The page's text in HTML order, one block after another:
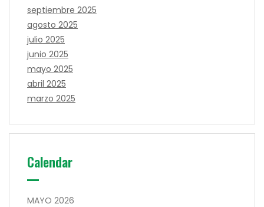
septiembre 2025
agosto 2025
julio 2025
junio 2025
mayo 2025
abril 2025
marzo 2025
Calendar
MAYO 2026